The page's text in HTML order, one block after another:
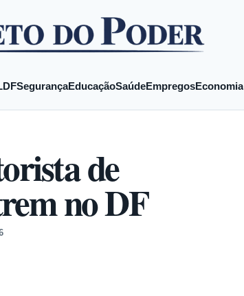
SegurançaEducaçãoSaúdeEmpregosEconomia
de
no DF